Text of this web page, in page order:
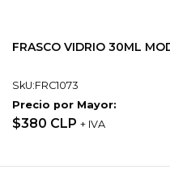
FRASCO VIDRIO 30ML
SkU:FRC1073
Precio por Mayor:
$380 CLP + IVA